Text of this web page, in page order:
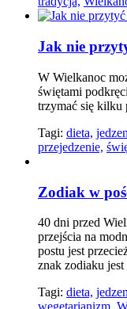
Jak nie
W Wielkanoc
świętami
trzymać się kilku
Tagi: dieta,
przejedzenie,
Zodiak w
40 dni przed
przejścia na
postu jest
znak zodiaku jest
Tagi: dieta,